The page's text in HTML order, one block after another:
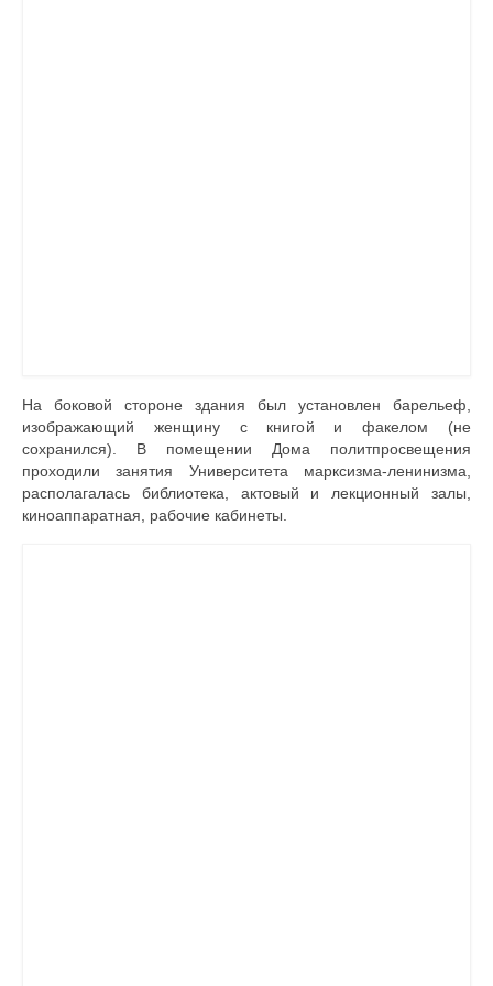
На боковой стороне здания был установлен барельеф,
изображающий женщину с книгой и факелом (не
сохранился). В помещении Дома политпросвещения
проходили занятия Университета марксизма-ленинизма,
располагалась библиотека, актовый и лекционный залы,
киноаппаратная, рабочие кабинеты.